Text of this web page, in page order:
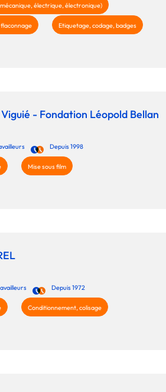
électrique, électronique)
Etiquetage, codage, badges
- Fondation Léopold Bellan
Depuis 1998
Mise sous film
Depuis 1972
Conditionnement, colisage